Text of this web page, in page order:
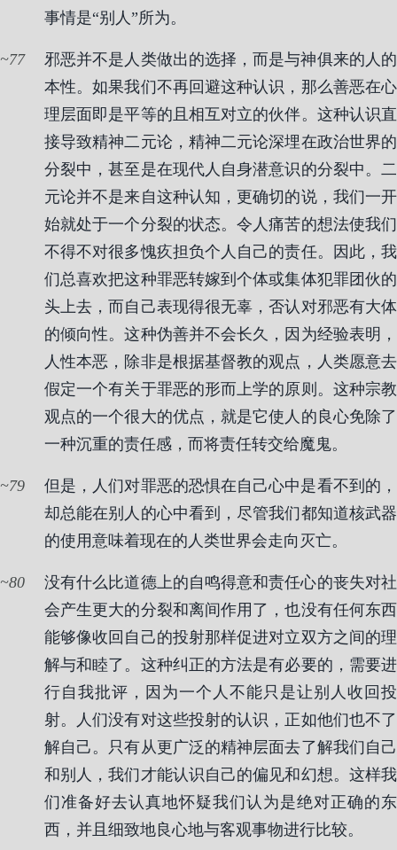
事情是“别人”所为。
77
邪恶并不是人类做出的选择，而是与神俱来的人的
本性。如果我们不再回避这种认识，那么善恶在心
理层面即是平等的且相互对立的伙伴。这种认识直
接导致精神二元论，精神二元论深埋在政治世界的
分裂中，甚至是在现代人自身潜意识的分裂中。二
元论并不是来自这种认知，更确切的说，我们一开
始就处于一个分裂的状态。令人痛苦的想法使我们
不得不对很多愧疚担负个人自己的责任。因此，我
们总喜欢把这种罪恶转嫁到个体或集体犯罪团伙的
头上去，而自己表现得很无辜，否认对邪恶有大体
的倾向性。这种伪善并不会长久，因为经验表明，
人性本恶，除非是根据基督教的观点，人类愿意去
假定一个有关于罪恶的形而上学的原则。这种宗教
观点的一个很大的优点，就是它使人的良心免除了
一种沉重的责任感，而将责任转交给魔鬼。
79
但是，人们对罪恶的恐惧在自己心中是看不到的，
却总能在别人的心中看到，尽管我们都知道核武器
的使用意味着现在的人类世界会走向灭亡。
80
没有什么比道德上的自鸣得意和责任心的丧失对社
会产生更大的分裂和离间作用了，也没有任何东西
能够像收回自己的投射那样促进对立双方之间的理
解与和睦了。这种纠正的方法是有必要的，需要进
行自我批评，因为一个人不能只是让别人收回投
射。人们没有对这些投射的认识，正如他们也不了
解自己。只有从更广泛的精神层面去了解我们自己
和别人，我们才能认识自己的偏见和幻想。这样我
们准备好去认真地怀疑我们认为是绝对正确的东
西，并且细致地良心地与客观事物进行比较。